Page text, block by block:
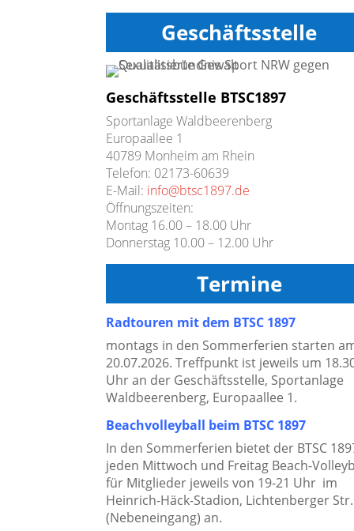
Geschäftsstelle
Geschäftsstelle BTSC1897
Sportanlage Waldbeerenberg
Europaallee 1
40789 Monheim am Rhein
Telefon: 02173-60639
E-Mail: info@btsc1897.de
Öffnungszeiten:
Montag 16.00 – 18.00 Uhr
Donnerstag 10.00 – 12.00 Uhr
Termine
Radtouren mit dem BTSC 1897
montags in den Sommerferien starten
20.07.2026. Treffpunkt ist jeweils um
Uhr an der Geschäftsstelle, Sportanlage
Waldbeerenberg, Europaallee 1.
Beachvolleyball beim BTSC 1897
In den Sommerferien bietet der BTSC
jeden Mittwoch und Freitag Beach-
für Mitglieder jeweils von 19-21 Uhr im
Heinrich-Häck-Stadion, Lichtenberger
(Nebeneingang) an.